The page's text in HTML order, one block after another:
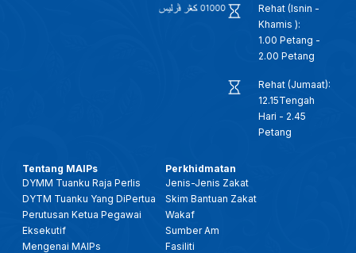
Rehat (Isnin -
Khamis ):
1.00 Petang -
2.00 Petang
Rehat (Jumaat):
12.15Tengah
Hari - 2.45
Petang
Tentang MAIPs
DYMM Tuanku Raja Perlis
DYTM Tuanku Yang DiPertua
Perutusan Ketua Pegawai
Eksekutif
Mengenai MAIPs
Perkhidmatan
Jenis-Jenis Zakat
Skim Bantuan Zakat
Wakaf
Sumber Am
Fasiliti